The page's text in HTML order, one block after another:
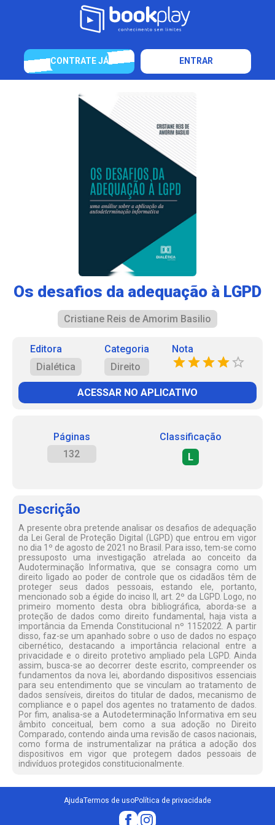
CONTRATE JÁ ENTRAR
Os desafios da adequação à LGPD
Cristiane Reis de Amorim Basilio
Editora
Dialética
Categoria
Direito
Nota
ACESSAR NO APLICATIVO
Páginas
132
Classificação
L
Descrição
A presente obra pretende analisar os desafios de adequação
da Lei Geral de Proteção Digital (LGPD) que entrou em vigor
no dia 1º de agosto de 2021 no Brasil. Para isso, tem-se como
pressuposto uma investigação atrelada ao conceito da
Audoterminação Informativa, que se consagra como um
direito ligado ao poder de controle que os cidadãos têm de
proteger seus dados pessoais, estando ele, portanto,
mencionado sob a égide do inciso II, art. 2º da LGPD. Logo, no
primeiro momento desta obra bibliográfica, aborda-se a
proteção de dados como direito fundamental, haja vista a
importância da Emenda Constitucional nº 1152022. A partir
disso, faz-se um apanhado sobre o uso de dados no espaço
cibernético, destacando a importância relacional entre a
privacidade e o direito protetivo ampliado pela LGPD. Ainda
assim, busca-se ao decorrer deste escrito, compreender os
fundamentos da nova lei, abordando dispositivos essenciais
para seu entendimento que se vinculam ao tratamento de
dados sensíveis, direitos do titular de dados, mecanismo de
compliance e o papel dos agentes no tratamento de dados.
Por fim, analisa-se a Autodeterminação Informativa em seu
âmbito conceitual, bem como a sua adoção no Direito
Comparado, contendo ainda uma revisão de casos nacionais,
como forma de instrumentalizar na prática a adoção dos
dispositivos em vigor que protegem dados pessoais de
indivíduos protegidos constitucionalmente.
AjudaTermos de usoPolítica de privacidade